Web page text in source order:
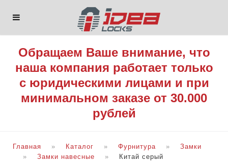
Обращаем Ваше внимание, что
наша компания работает только
с юридическими лицами и при
минимальном заказе от 30.000
рублей
Главная Каталог Фурнитура
Замки
Замки навесные
Китай серый